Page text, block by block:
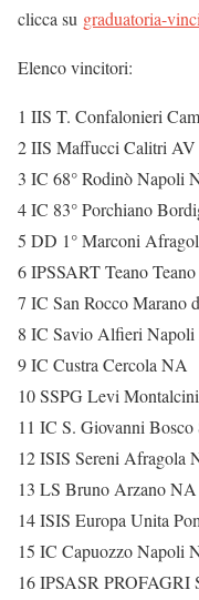
clicca su graduatoria-
Elenco vincitori:
1 IIS T. Confalonieri
2 IIS Maffucci Calitri AV
3 IC 68° Rodinò Napoli
4 IC 83° Porchiano
5 DD 1° Marconi
6 IPSSART Teano
7 IC San Rocco Marano
8 IC Savio Alfieri
9 IC Custra Cercola NA
10 SSPG Levi
11 IC S. Giovanni
12 ISIS Sereni Afragola
13 LS Bruno Arzano NA
14 ISIS Europa Unita
15 IC Capuozzo Napoli
16 IPSASR PROFAGRI